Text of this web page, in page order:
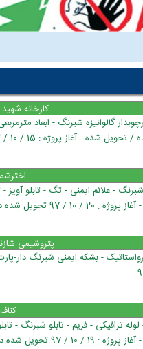
کارخانه شهید
گالوانیزه شبرنگ - ابعاد
آغاز پروژه : 15 / 10 / 97 تحویل شده در 20 / 10 / 97
اخترشمال
شبرنگ - علائم ایمنی - تگ - تابلو
تحویل شده در 20 / 10 / 97
پتروشیمی شازند
کناف -
تحویل شده در 20 / 10 / 97